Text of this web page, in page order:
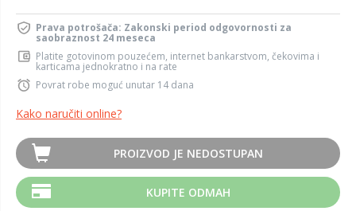
Prava potrošača: Zakonski period odgovornosti za
saobraznost 24 meseca
Platite gotovinom pouzećem, internet bankarstvom, čekovima i
karticama jednokratno i na rate
Povrat robe moguć unutar 14 dana
Kako naručiti online?
PROIZVOD JE NEDOSTUPAN
KUPITE ODMAH